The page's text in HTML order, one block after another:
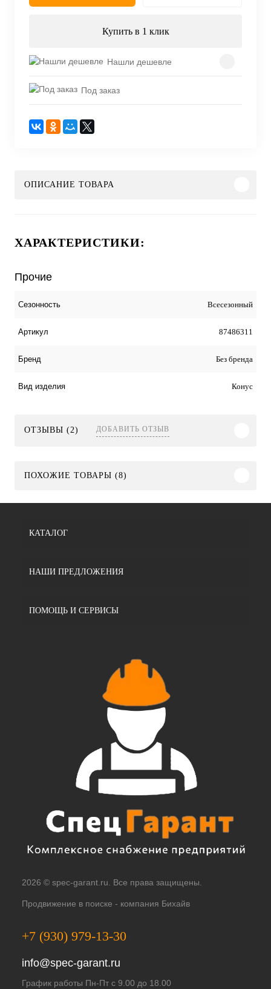
Купить в 1 клик
Нашли дешевле
Под заказ
ОПИСАНИЕ ТОВАРА
ХАРАКТЕРИСТИКИ:
Прочие
Сезонность Всесезонный
Артикул 87486311
Бренд Без бренда
Вид изделия Конус
ОТЗЫВЫ (2) ДОБАВИТЬ ОТЗЫВ
ПОХОЖИЕ ТОВАРЫ (8)
КАТАЛОГ
НАШИ ПРЕДЛОЖЕНИЯ
ПОМОЩЬ И СЕРВИСЫ
2026 © spec-garant.ru. Все права защищены.
Продвижение в поиске - компания Бихайв
+7 (930) 979-13-30
info@spec-garant.ru
График работы Пн-Пт с 9.00 до 18.00